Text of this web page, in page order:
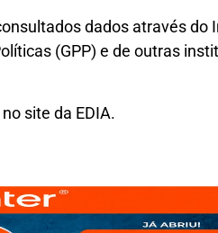
dados através do
(GPP) e de outras
site da EDIA.